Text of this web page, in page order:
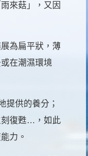
來菇」，又因
為扁平狀，薄
在潮濕環境
提供的養分；
刻復甦…，如此
力。